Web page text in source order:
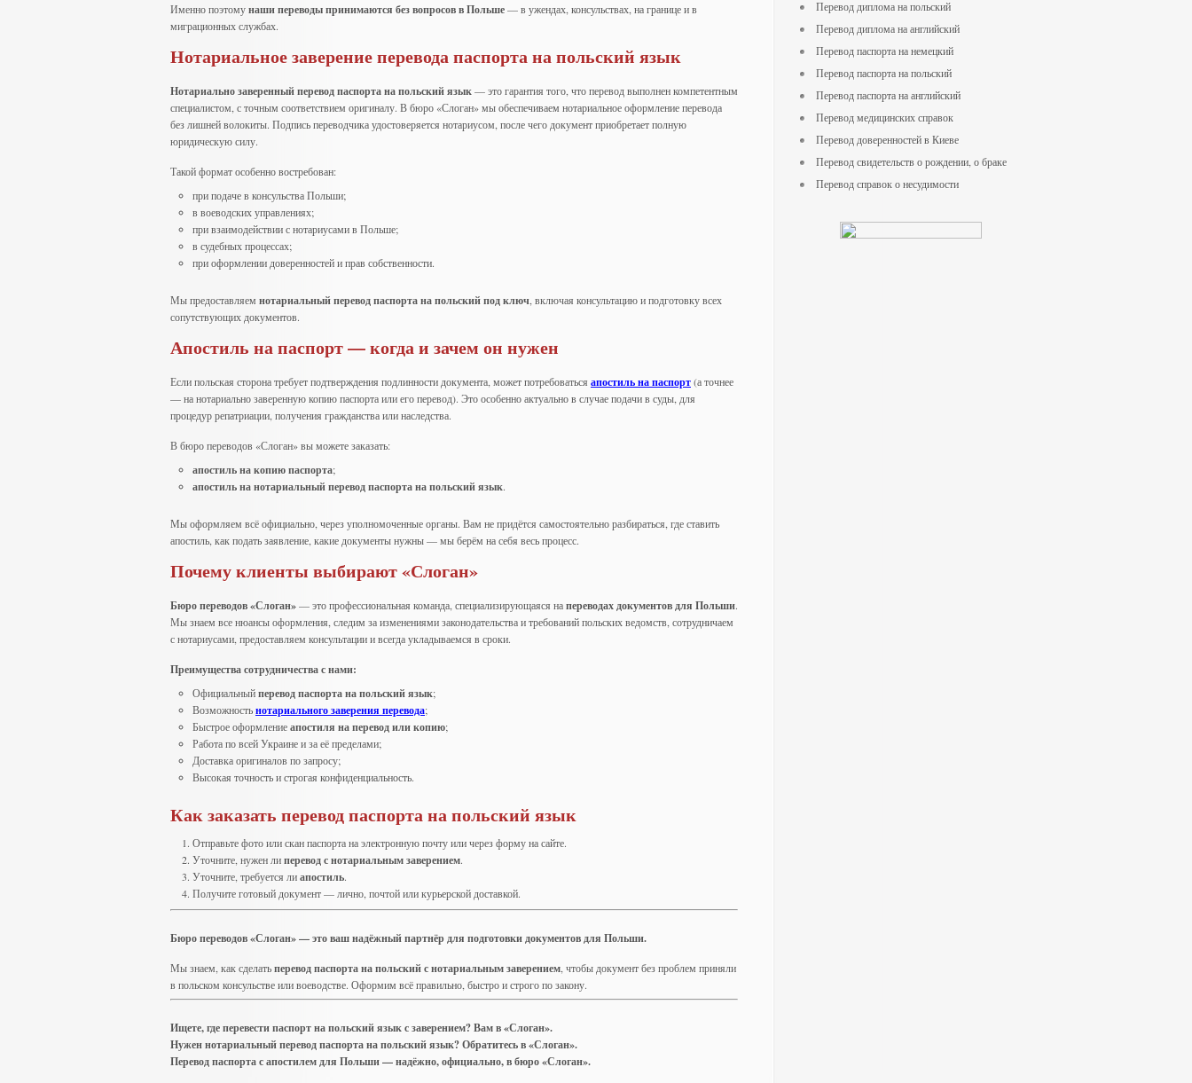
Именно поэтомунаши переводы принимаются без вопросов в Польше— в ужендах, консульствах, на границе и в
миграционных службах.
Нотариальное заверение перевода паспорта на польский язык
Нотариально заверенный перевод паспорта на польский язык— это гарантия того, что перевод выполнен компетентным
специалистом, с точным соответствием оригиналу. В бюро «Слоган» мы обеспечиваем нотариальное оформление перевода
без лишней волокиты. Подпись переводчика удостоверяется нотариусом, после чего документ приобретает полную
юридическую силу.
Такой формат особенно востребован:
при подаче в консульства Польши;
в воеводских управлениях;
при взаимодействии с нотариусами в Польше;
в судебных процессах;
при оформлении доверенностей и прав собственности.
Мы предоставляемнотариальный перевод паспорта на польский под ключ, включая консультацию и подготовку всех
сопутствующих документов.
Апостиль на паспорт — когда и зачем он нужен
Если польская сторона требует подтверждения подлинности документа, может потребоваться апостиль на паспорт(а точнее
— на нотариально заверенную копию паспорта или его перевод). Это особенно актуально в случае подачи в суды, для
процедур репатриации, получения гражданства или наследства.
В бюро переводов «Слоган» вы можете заказать:
апостиль на копию паспорта;
апостиль на нотариальный перевод паспорта на польский язык.
Мы оформляем всё официально, через уполномоченные органы. Вам не придётся самостоятельно разбираться, где ставить
апостиль, как подать заявление, какие документы нужны — мы берём на себя весь процесс.
Почему клиенты выбирают «Слоган»
Бюро переводов «Слоган»— это профессиональная команда, специализирующаяся напереводах документов для Польши.
Мы знаем все нюансы оформления, следим за изменениями законодательства и требований польских ведомств, сотрудничаем
с нотариусами, предоставляем консультации и всегда укладываемся в сроки.
Преимущества сотрудничества с нами:
Официальныйперевод паспорта на польский язык;
Возможностьнотариального заверения перевода;
Быстрое оформлениеапостиля на перевод или копию;
Работа по всей Украине и за её пределами;
Доставка оригиналов по запросу;
Высокая точность и строгая конфиденциальность.
Как заказать перевод паспорта на польский язык
Отправьте фото или скан паспорта на электронную почту или через форму на сайте.
Уточните, нужен липеревод с нотариальным заверением.
Уточните, требуется лиапостиль.
Получите готовый документ — лично, почтой или курьерской доставкой.
Бюро переводов «Слоган» — это ваш надёжный партнёр для подготовки документов для Польши.
Мы знаем, как сделатьперевод паспорта на польский с нотариальным заверением, чтобы документ без проблем приняли
в польском консульстве или воеводстве. Оформим всё правильно, быстро и строго по закону.
Ищете, где перевести паспорт на польский язык с заверением? Вам в «Слоган».
Нужен нотариальный перевод паспорта на польский язык? Обратитесь в «Слоган».
Перевод паспорта с апостилем для Польши — надёжно, официально, в бюро «Слоган».
Перевод диплома на польский
Перевод диплома на английский
Перевод паспорта на немецкий
Перевод паспорта на польский
Перевод паспорта на английский
Перевод медицинских справок
Перевод доверенностей в Киеве
Перевод свидетельств о рождении, о браке
Перевод справок о несудимости